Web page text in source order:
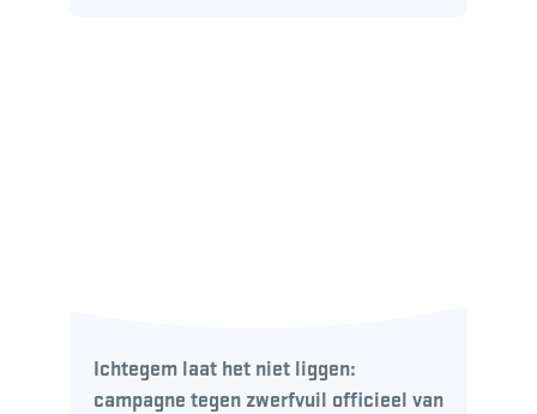
Ichtegem laat het niet liggen:
campagne tegen zwerfvuil officieel van